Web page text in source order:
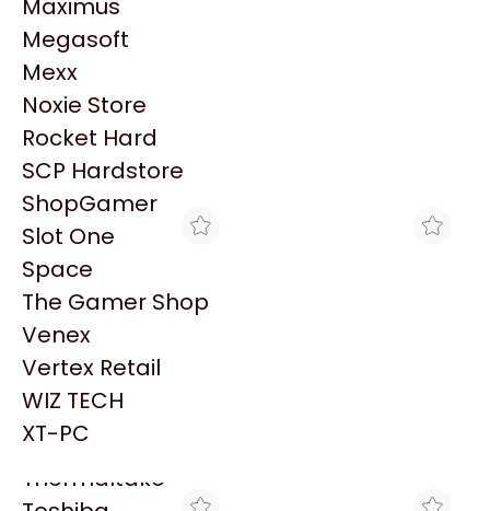
NVIDIA GeForce
NZXT
PNY
Palit
Philips
PowerColor
Razer
Redragon
Samsung
Sandisk
Sapphire
Seagate
Sentey
Solarmax
Thermaltake
Maximus
Megasoft
Mexx
Noxie Store
Rocket Hard
SCP Hardstore
ShopGamer
Slot One
Space
The Gamer Shop
Venex
Vertex Retail
WIZ TECH
XT-PC
Productos
Similares
Explorá más productos similares
BRACATECH
WATER COOLER MSI MAG
WHITE
$123.376